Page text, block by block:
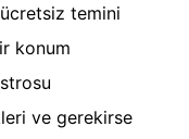
temini
konum
ve gerekirse